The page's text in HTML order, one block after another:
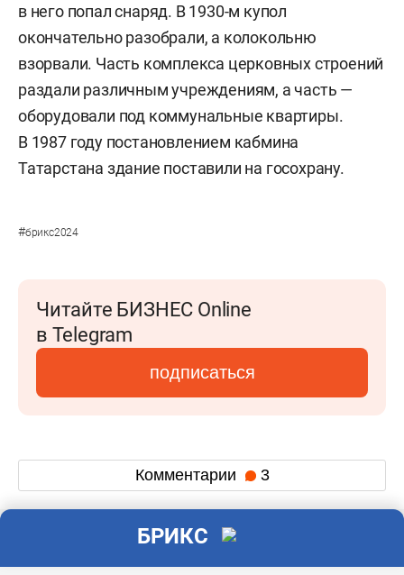
в него попал снаряд. В 1930-м купол
окончательно разобрали, а колокольню
взорвали. Часть комплекса церковных строений
раздали различным учреждениям, а часть —
оборудовали под коммунальные квартиры.
В 1987 году постановлением кабмина
Татарстана здание поставили на госохрану.
#брикс2024
Читайте БИЗНЕС Online
в Telegram
подписаться
Комментарии 3
БРИКС